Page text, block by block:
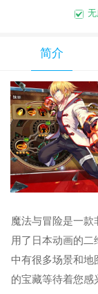
简介
魔法与冒险是一款
用了日本动画的
中有很多场景和地
的宝藏等待着您感